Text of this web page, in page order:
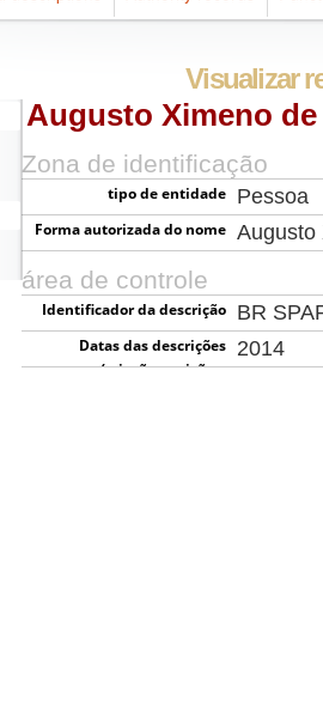
Visualizar
Augusto Ximeno
Zona de identificação
tipo de entidade Pessoa
Forma autorizada do nome Augusto
área de controle
Identificador da descrição BR
Datas das descrições
(criação, revisão e
2014